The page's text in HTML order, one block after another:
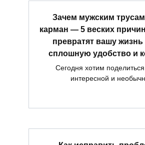
Зачем мужским
карман — 5 веских
превратят вашу жизнь
сплошную удобство и
Сегодня хотим
интересной и